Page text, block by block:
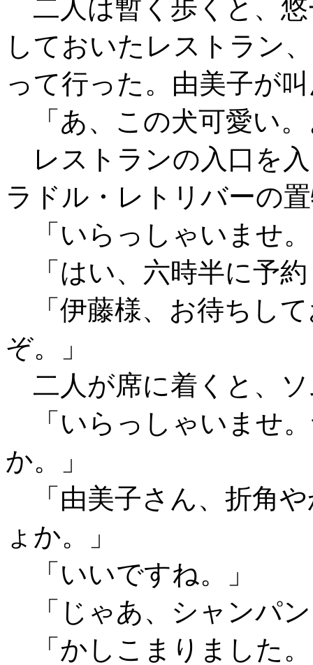
二人は暫く歩くと、
しておいたレストラン
って行った。由美子が
「あ、この犬可愛い
レストランの入口を
ラドル・レトリバーの
「いらっしゃいませ
「はい、六時半に予
「伊藤様、お待ちし
ぞ。」
二人が席に着くと、
「いらっしゃいませ
か。」
「由美子さん、折角
ょか。」
「いいですね。」
「じゃあ、シャンパ
「かしこまりました